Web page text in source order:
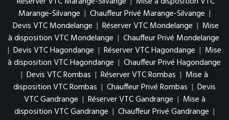
Marange-Silvange | Chauffeur Privé Marange-Silvange |
Devis VTC Mondelange | Réserver VTC Mondelange | Mise
à disposition VTC Mondelange | Chauffeur Privé Mondelange
| Devis VTC Hagondange | Réserver VTC Hagondange | Mise
à disposition VTC Hagondange | Chauffeur Privé Hagondange
| Devis VTC Rombas | Réserver VTC Rombas | Mise à
disposition VTC Rombas | Chauffeur Privé Rombas | Devis
VTC Gandrange | Réserver VTC Gandrange | Mise à
disposition VTC Gandrange | Chauffeur Privé Gandrange |